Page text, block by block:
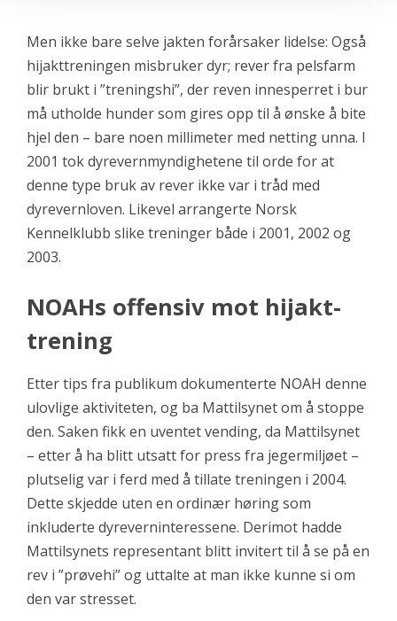
Men ikke bare selve jakten forårsaker lidelse: Også
hijakttreningen misbruker dyr; rever fra pelsfarm
blir brukt i ”treningshi”, der reven innesperret i bur
må utholde hunder som gires opp til å ønske å bite
hjel den – bare noen millimeter med netting unna. I
2001 tok dyrevernmyndighetene til orde for at
denne type bruk av rever ikke var i tråd med
dyrevernloven. Likevel arrangerte Norsk
Kennelklubb slike treninger både i 2001, 2002 og
2003.
NOAHs offensiv mot hijakt-
trening
Etter tips fra publikum dokumenterte NOAH denne
ulovlige aktiviteten, og ba Mattilsynet om å stoppe
den. Saken fikk en uventet vending, da Mattilsynet
– etter å ha blitt utsatt for press fra jegermiljøet –
plutselig var i ferd med å tillate treningen i 2004.
Dette skjedde uten en ordinær høring som
inkluderte dyreverninteressene. Derimot hadde
Mattilsynets representant blitt invitert til å se på en
rev i ”prøvehi” og uttalte at man ikke kunne si om
den var stresset.